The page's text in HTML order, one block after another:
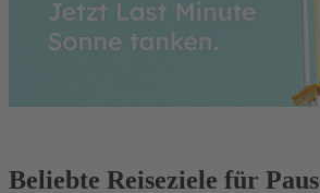
Beliebte Reiseziele für